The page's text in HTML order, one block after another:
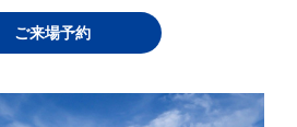
ご来場予約